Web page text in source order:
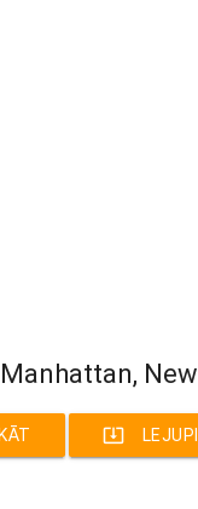
system_update_alt